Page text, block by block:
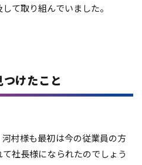
て取り組んでいました。
けたこと
村様も最初は今の従業員の方
社長様になられたのでしょう